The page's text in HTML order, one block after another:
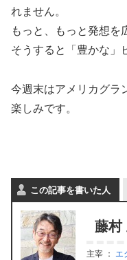
れません。
もっと、もっと発想を
そうすると「豊かな」
今週末はアメリカグラ
楽しみです。
この記事を書いた人
藤村
主宰 ： エ